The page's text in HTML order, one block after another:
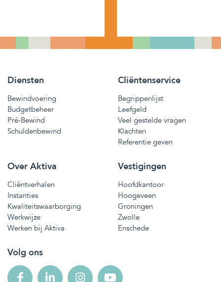
Diensten
Bewindvoering
Budgetbeheer
Pré-Bewind
Schuldenbewind
Cliëntenservice
Begrippenlijst
Leefgeld
Veel gestelde vragen
Klachten
Referentie geven
Over Aktiva
Cliëntverhalen
Instanties
Kwaliteitswaarborging
Werkwijze
Werken bij Aktiva
Vestigingen
Hoofdkantoor
Hoogeveen
Groningen
Zwolle
Enschede
Volg ons